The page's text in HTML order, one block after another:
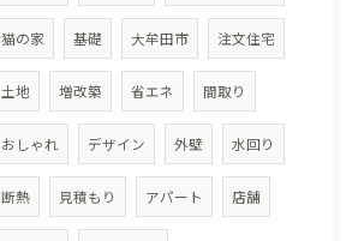
猫の家 基礎 大牟田市 注文住宅
土地 増改築 省エネ 間取り
おしゃれ デザイン 外壁 水回り
断熱 見積もり アパート 店舗